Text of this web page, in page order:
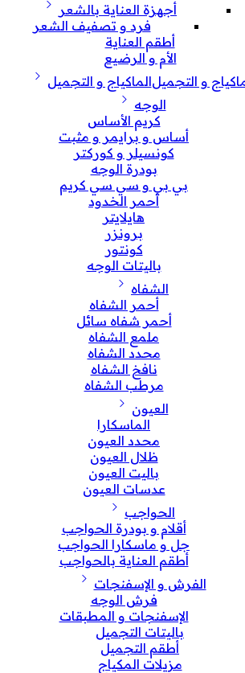
أجهزة العناية بالشعر
فرد و تصفيف الشعر
أطقم العناية
الأم و الرضيع
الماكياج و التجميل
الوجه
كريم الأساس
أساس و برايمر و مثبت
كونسيلر و كوركتر
بودرة الوجه
بي بي و سي سي كريم
أحمر الخدود
هايلايتر
برونزر
كونتور
باليتات الوجه
الشفاه
أحمر الشفاه
أحمر شفاه سائل
ملمع الشفاه
محدد الشفاه
نافخ الشفاه
مرطب الشفاه
العيون
الماسكارا
محدد العيون
ظلال العيون
باليت العيون
عدسات العيون
الحواجب
أقلام و بودرة الحواجب
جل و ماسكارا الحواجب
أطقم العناية بالحواجب
الفرش و الإسفنجات
فرش الوجه
الإسفنجات و المطبقات
باليتات التجميل
أطقم التجميل
مزيلات المكياج